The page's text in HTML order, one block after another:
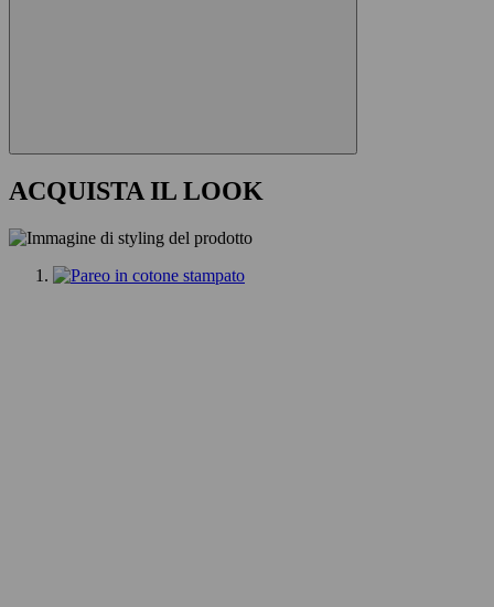
ACQUISTA IL LOOK